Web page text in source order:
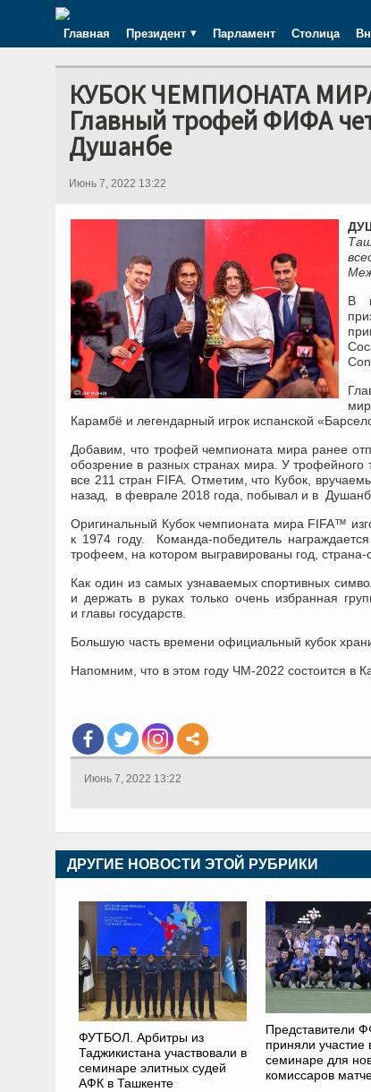
Главная Президент Парламент Столица
КУБОК ЧЕМПИОНАТА
Главный трофей ФИФА
Душанбе
Июнь 7, 2022 13:22
В
Карамбё и легендарный игрок испанской
Добавим, что трофей чемпионата мира ранее
обозрение в разных странах мира. У
все 211 стран FIFA. Отметим, что Кубок,
назад, в феврале 2018 года, побывал и в
Оригинальный Кубок чемпионата мира FIFA™
к 1974 году. Команда-победитель
трофеем, на котором выгравированы год, страна-
Как один из самых узнаваемых спортивных
и держать в руках только очень избранная
и главы государств.
Большую часть времени официальный кубок
Напомним, что в этом году ЧМ-2022 состоится в
Июнь 7, 2022 13:22
ДРУГИЕ НОВОСТИ ЭТОЙ РУБРИКИ
ФУТБОЛ. Арбитры из
Таджикистана участвовали в
семинаре элитных судей
АФК в Ташкенте
Представители
приняли участие
семинаре для
комиссаров